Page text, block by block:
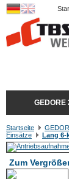
GEDORE
Startseite
Einsätze
Lang 6-
Zum